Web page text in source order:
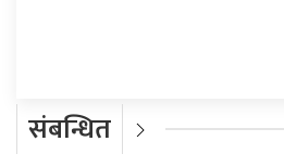
संबन्धित